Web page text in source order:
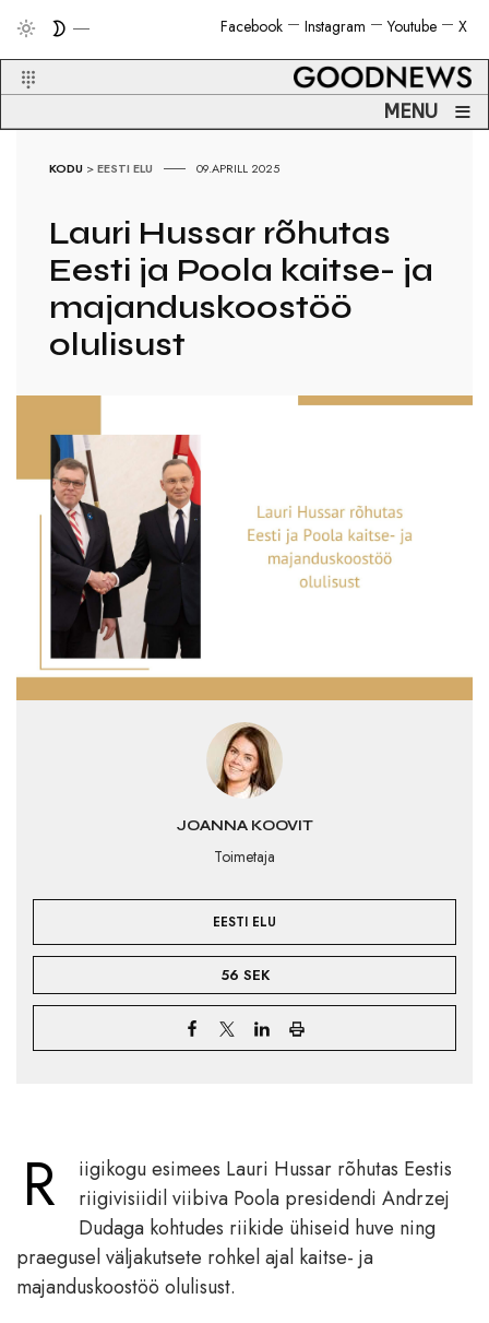
X
Youtube
Instagram
Facebook
MENU ≡
KODU >EESTI ELU 09.APRILL 2025
Lauri Hussar rõhutas
Eesti ja Poola kaitse- ja
majanduskoostöö
olulisust
JOANNA KOOVIT
Toimetaja
EESTI ELU
56 SEK
R
iigikogu esimees Lauri Hussar rõhutas Eestis
riigivisiidil viibiva Poola presidendi Andrzej
Dudaga kohtudes riikide ühiseid huve ning
praegusel väljakutsete rohkel ajal kaitse- ja
majanduskoostöö olulisust.